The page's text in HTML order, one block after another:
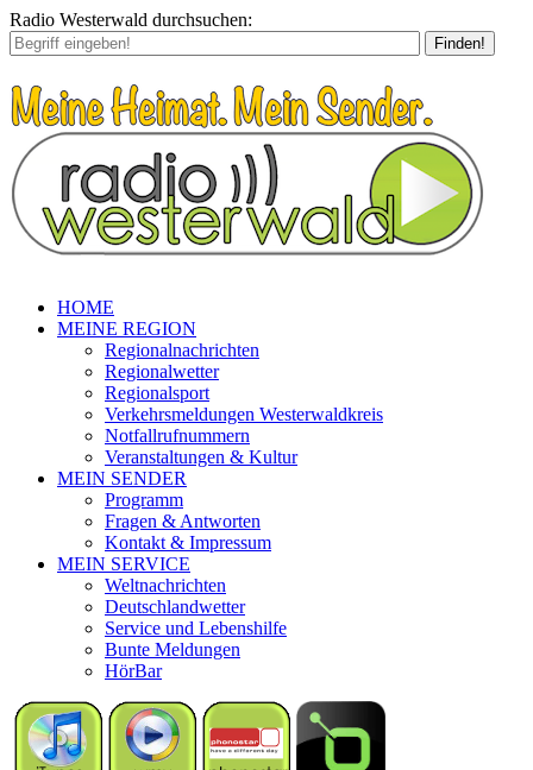
Radio Westerwald durchsuchen:
Finden!
HOME
MEINE REGION
Regionalnachrichten
Regionalwetter
Regionalsport
Verkehrsmeldungen Westerwaldkreis
Notfallrufnummern
Veranstaltungen & Kultur
MEIN SENDER
Programm
Fragen & Antworten
Kontakt & Impressum
MEIN SERVICE
Weltnachrichten
Deutschlandwetter
Service und Lebenshilfe
Bunte Meldungen
HörBar